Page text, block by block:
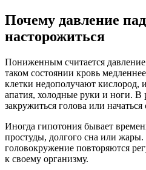
Почему давление
насторожиться
Пониженным считается
таком состоянии кровь
клетки недополучают кислород,
апатия, холодные руки и ноги. В
закружиться голова или
Иногда гипотония бывает
простуды, долгого сна или жары.
головокружение повторяются
к своему организму.